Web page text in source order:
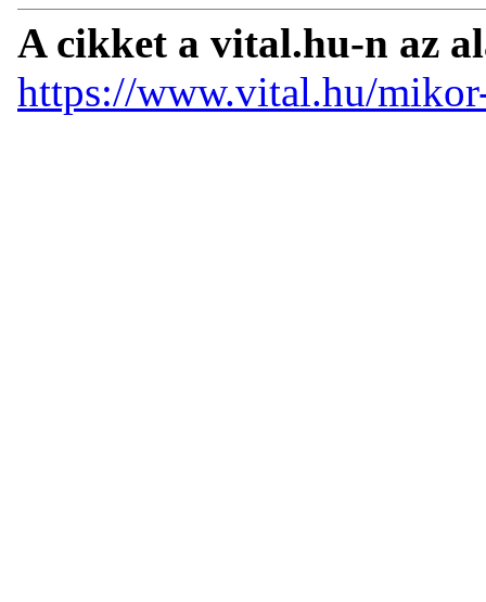
A cikket a vital.hu-n az
https://www.vital.hu/